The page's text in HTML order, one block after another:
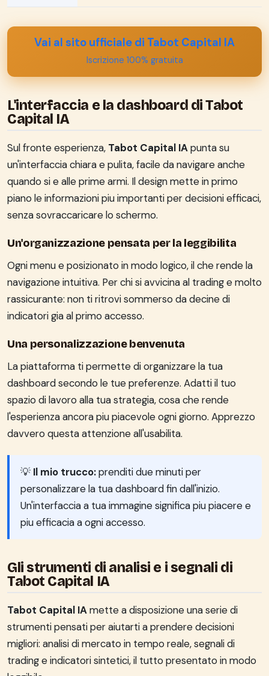
Vai al sito ufficiale di Tabot Capital IA
Iscrizione 100% gratuita
L'interfaccia e la dashboard di Tabot
Capital IA
Sul fronte esperienza, Tabot Capital IApunta su
un'interfaccia chiara e pulita, facile da navigare anche
quando si e alle prime armi. Il design mette in primo
piano le informazioni piu importanti per decisioni efficaci,
senza sovraccaricare lo schermo.
Un'organizzazione pensata per la leggibilita
Ogni menu e posizionato in modo logico, il che rende la
navigazione intuitiva. Per chi si avvicina al trading e molto
rassicurante: non ti ritrovi sommerso da decine di
indicatori gia al primo accesso.
Una personalizzazione benvenuta
La piattaforma ti permette di organizzare la tua
dashboard secondo le tue preferenze. Adatti il tuo
spazio di lavoro alla tua strategia, cosa che rende
l'esperienza ancora piu piacevole ogni giorno. Apprezzo
davvero questa attenzione all'usabilita.
💡 Il mio trucco:prenditi due minuti per
personalizzare la tua dashboard fin dall'inizio.
Un'interfaccia a tua immagine significa piu piacere e
piu efficacia a ogni accesso.
Gli strumenti di analisi e i segnali di
Tabot Capital IA
Tabot Capital IAmette a disposizione una serie di
strumenti pensati per aiutarti a prendere decisioni
migliori: analisi di mercato in tempo reale, segnali di
trading e indicatori sintetici, il tutto presentato in modo